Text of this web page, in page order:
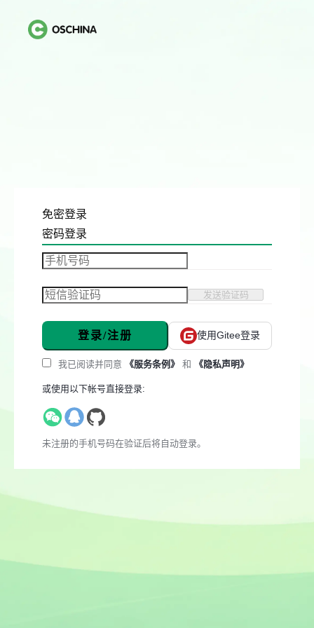
免密登录
密码登录
发送验证码
登录/注册 使用Gitee登录
我已阅读并同意 《服务条例》 和 《隐私声明》
或使用以下帐号直接登录:
未注册的手机号码在验证后将自动登录。